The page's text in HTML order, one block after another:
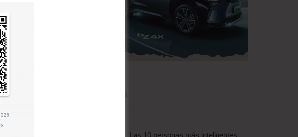
del Poeta.
Las 10 personas más inteligentes